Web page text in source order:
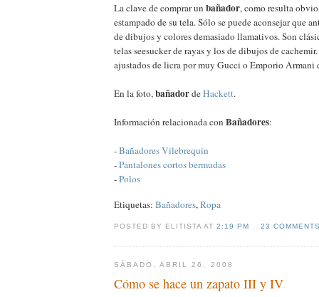
La clave de comprar un bañador, como resulta
estampado de su tela. Sólo se puede aconsejar que
de dibujos y colores demasiado llamativos. Son
telas seesucker de rayas y los de dibujos de
ajustados de licra por muy Gucci o Emporio Armani
En la foto,bañadordeHackett.
Información relacionada con Bañadores:
-Bañadores Vilebrequin
-Pantalones cortos bermudas
-Polos
Etiquetas: Bañadores,Ropa
POSTED BY ELITISTA AT2:19 PM 23
SÁBADO, ABRIL 26, 2008
Cómo se hace un zapato III y IV